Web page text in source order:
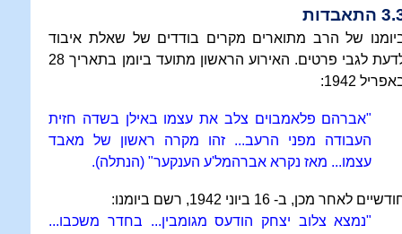
התאבדות
של הרב מתוארים מקרים בודדים של שאלת איבוד
לדעת לגבי פרטים. האירוע הראשון מתועד ביומן בתאריך 28
1942:
"אברהם פלאמבוים צלב את עצמו באילן בשדה חזית
העבודה מפני הרעב... זהו מקרה ראשון של מאבד
עצמו... מאז נקרא אברהמל'ע הענקער" (הנתלה).
לאחר מכן, ב- 16 ביוני 1942, רשם ביומנו:
"נמצא צלוב יצחק הודעס מגומבין... בחדר משכבו...